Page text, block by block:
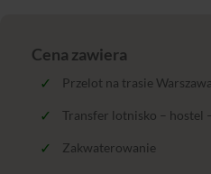
Cena zawiera
Przelot na trasie
Transfer lotnisko – hostel
Zakwaterowanie